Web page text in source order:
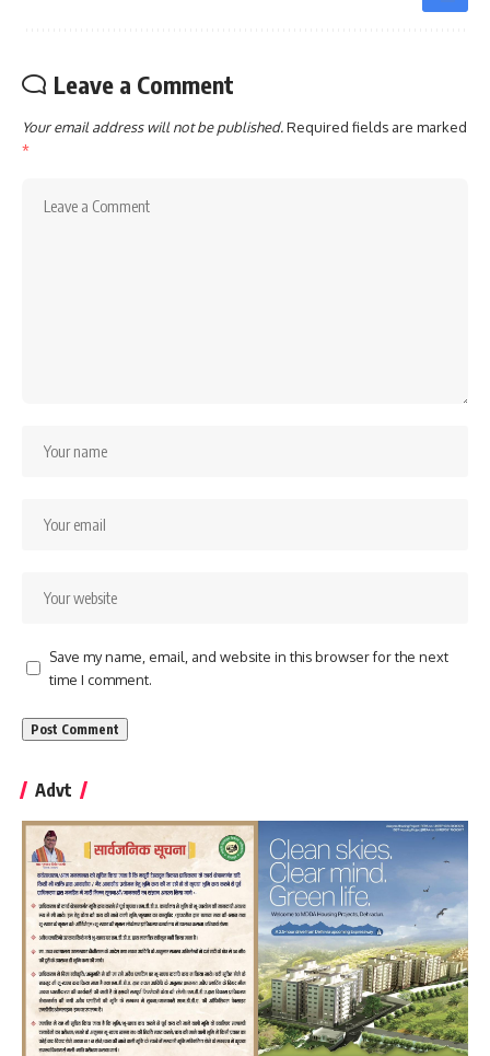
Leave a Comment
Your email address will not be published.Required fields are marked
*
Save my name, email, and website in this browser for the next
time I comment.
Advt